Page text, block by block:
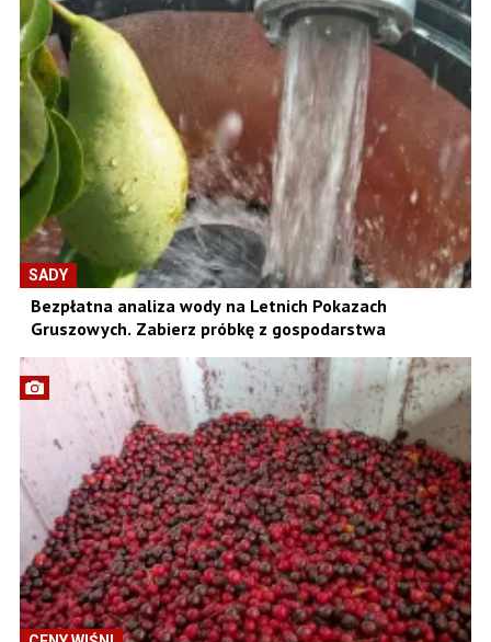
SADY
Bezpłatna analiza wody na Letnich Pokazach
Gruszowych. Zabierz próbkę z gospodarstwa